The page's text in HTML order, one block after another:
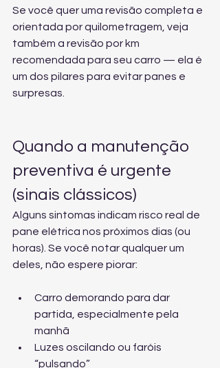
Se você quer uma revisão completa e
orientada por quilometragem, veja
também a revisão por km
recomendada para seu carro — ela é
um dos pilares para evitar panes e
surpresas.
Quando a manutenção
preventiva é urgente
(sinais clássicos)
Alguns sintomas indicam risco real de
pane elétrica nos próximos dias (ou
horas). Se você notar qualquer um
deles, não espere piorar:
Carro demorando para dar
partida, especialmente pela
manhã
Luzes oscilando ou faróis
“pulsando”